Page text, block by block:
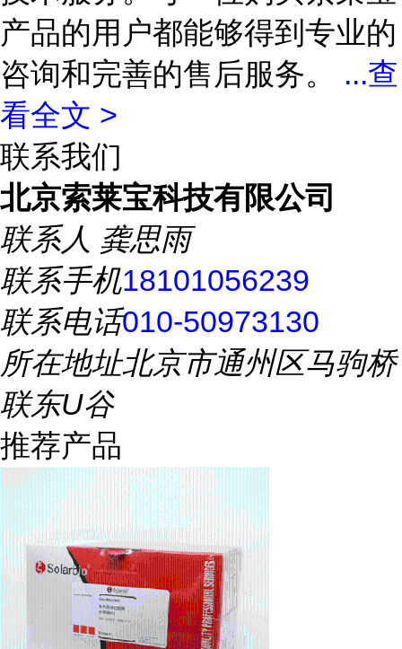
产品的用户都能够得到专业的
咨询和完善的售后服务。 ...查
看全文 >
联系我们
北京索莱宝科技有限公司
联系人 龚思雨
联系手机18101056239
联系电话010-50973130
所在地址北京市通州区马驹桥
联东U谷
推荐产品